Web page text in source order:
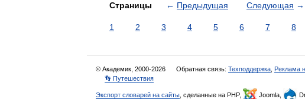
Страницы ← Предыдущая Следующая →
1 2 3 4 5 6 7 8
© Академик, 2000-2026 Обратная связь: Техподдержка Реклама
👣 Путешествия
Экспорт словарей на сайты , сделанные на PHP, Joomla,